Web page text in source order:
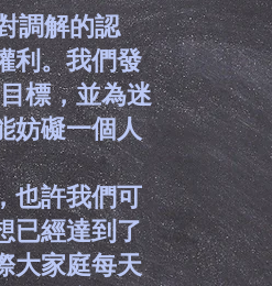
調解的認
利。我們發
標，並為迷
妨礙一個人
也許我們可
已經達到了
大家庭每天